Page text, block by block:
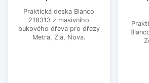
Praktická deska Blanco
218313 z masivního
bukového dřeva pro dřezy
Metra, Zia, Nova.